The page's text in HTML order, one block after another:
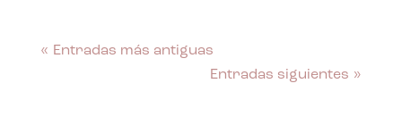
« Entradas más antiguas
Entradas siguientes »